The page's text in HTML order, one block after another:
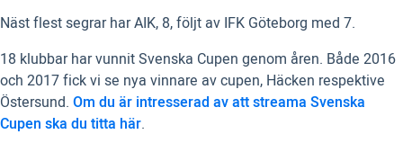
Näst flest segrar har AIK, 8, följt av IFK Göteborg med 7.
18 klubbar har vunnit Svenska Cupen genom åren. Både 2016
och 2017 fick vi se nya vinnare av cupen, Häcken respektive
Östersund. Om du är intresserad av att streama Svenska
Cupen ska du titta här.